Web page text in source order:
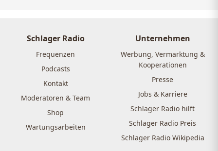
Schlager Radio
Frequenzen
Podcasts
Kontakt
Moderatoren & Team
Shop
Wartungsarbeiten
Unternehmen
Werbung, Vermarktung &
Kooperationen
Presse
Jobs & Karriere
Schlager Radio hilft
Schlager Radio Preis
Schlager Radio Wikipedia